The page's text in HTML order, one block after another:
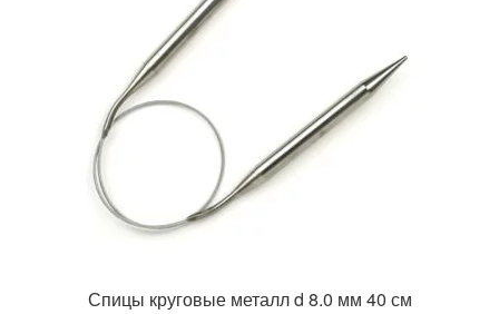
Спицы круговые металл d 8.0 мм 40 см